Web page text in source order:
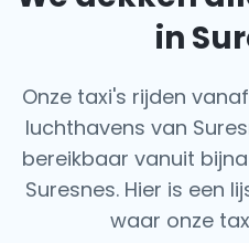
in
Onze taxi's rijden
luchthavens van
bereikbaar vanuit
Suresnes. Hier is een
waar onze